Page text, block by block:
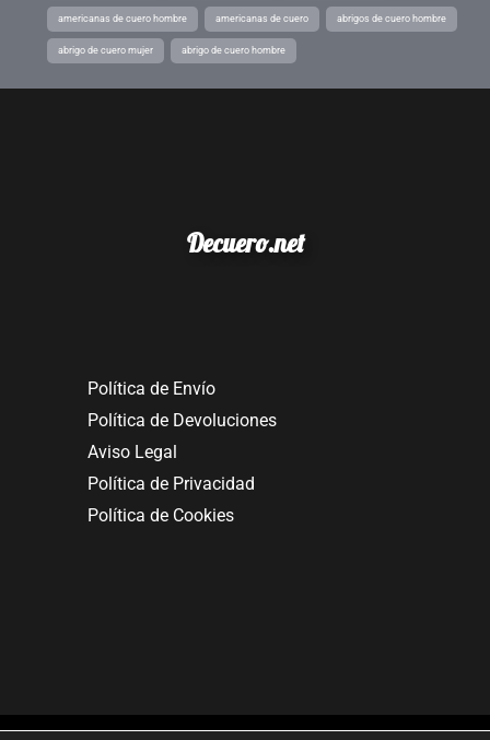
americanas de cuero hombre americanas de cuero abrigos de cuero hombre
abrigo de cuero mujer abrigo de cuero hombre
Decuero.net
Política de Envío
Política de Devoluciones
Aviso Legal
Política de Privacidad
Política de Cookies